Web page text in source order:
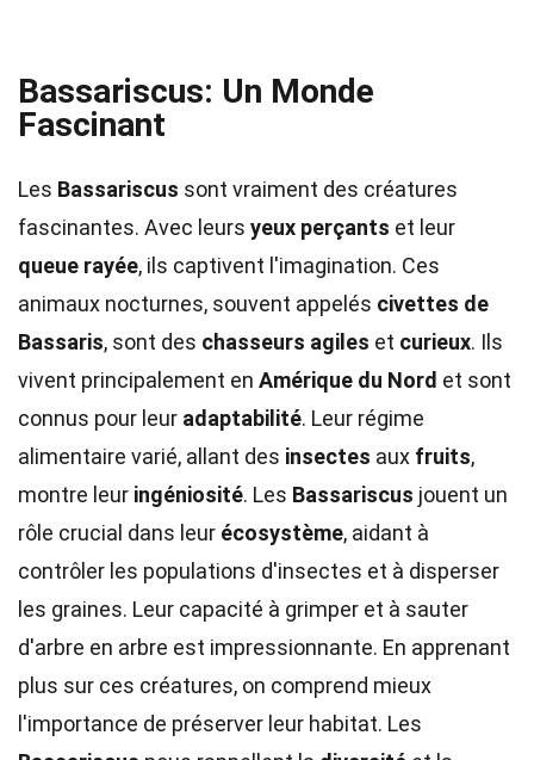
Bassariscus: Un Monde
Fascinant
Les Bassariscus sont vraiment des créatures
fascinantes. Avec leurs yeux perçants et leur
queue rayée, ils captivent l'imagination. Ces
animaux nocturnes, souvent appelés civettes de
Bassaris, sont des chasseurs agiles et curieux. Ils
vivent principalement en Amérique du Nord et sont
connus pour leur adaptabilité. Leur régime
alimentaire varié, allant des insectes aux fruits,
montre leur ingéniosité. Les Bassariscus jouent un
rôle crucial dans leur écosystème, aidant à
contrôler les populations d'insectes et à disperser
les graines. Leur capacité à grimper et à sauter
d'arbre en arbre est impressionnante. En apprenant
plus sur ces créatures, on comprend mieux
l'importance de préserver leur habitat. Les